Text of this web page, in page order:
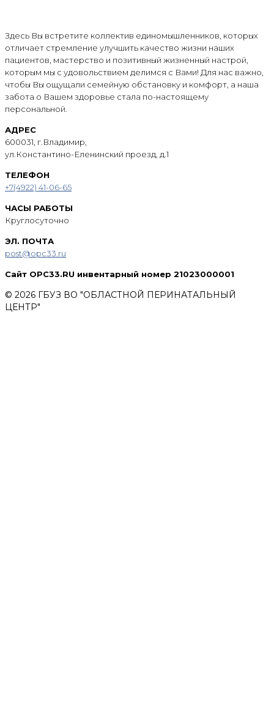
Здесь Вы встретите коллектив единомышленников, которых
отличает стремление улучшить качество жизни наших
пациентов, мастерство и позитивный жизненный настрой,
которым мы с удовольствием делимся с Вами! Для нас важно,
чтобы Вы ощущали семейную обстановку и комфорт, а наша
забота о Вашем здоровье стала по-настоящему
персональной.
АДРЕС
600031, г.Владимир,
ул.Константино-Еленинский проезд, д.1
ТЕЛЕФОН
+7(4922) 41-06-65
ЧАСЫ РАБОТЫ
Круглосуточно
ЭЛ. ПОЧТА
post@opc33.ru
Сайт OPC33.RU инвентарный номер 21023000001
© 2026 ГБУЗ ВО "ОБЛАСТНОЙ ПЕРИНАТАЛЬНЫЙ
ЦЕНТР"